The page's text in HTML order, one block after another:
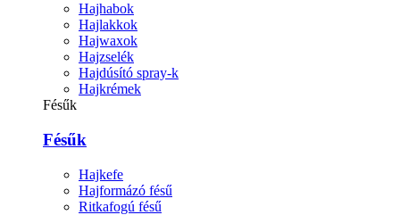
Hajhabok
Hajlakkok
Hajwaxok
Hajzselék
Hajdúsító spray-k
Hajkrémek
Fésűk
Fésűk
Hajkefe
Hajformázó fésű
Ritkafogú fésű